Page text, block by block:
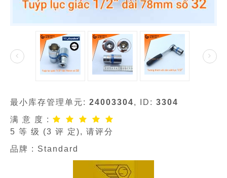
最小库存管理单元: 24003304, ID: 3304
满 意 度 :
5 等 级 (3 评 定), 请评分
品牌 : Standard